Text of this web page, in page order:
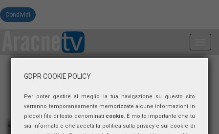
Condividi
GDPR COOKIE POLICY
Per poter gestire al meglio la tua navigazione su questo sito
verranno temporaneamente memorizzate alcune informazioni in
piccoli file di testo denominati cookie. È molto importante che tu
sia informato e che accetti la politica sulla privacy e sui cookie di